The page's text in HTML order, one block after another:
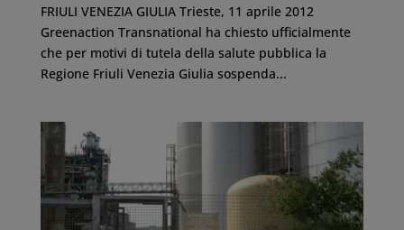
FRIULI VENEZIA GIULIA Trieste, 11 aprile 2012
Greenaction Transnational ha chiesto ufficialmente
che per motivi di tutela della salute pubblica la
Regione Friuli Venezia Giulia sospenda...